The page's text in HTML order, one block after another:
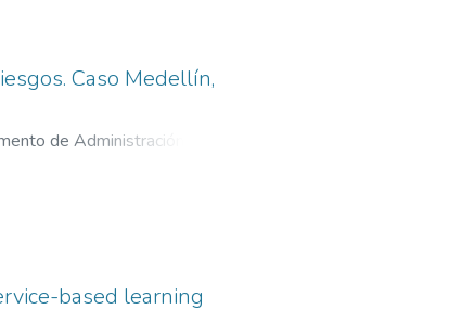
Caso Medellín,
de Administración
based learning